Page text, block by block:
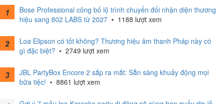
Bose Professional công bố lộ trình chuyển đổi nhận diện thương
hiệu sang 802 LABS từ 2027 • 1188 lượt xem
Loa Elipson có tốt không? Thương hiệu âm thanh Pháp này có
gì đặc biệt? • 2749 lượt xem
JBL PartyBox Encore 2 sắp ra mắt: Sẵn sàng khuấy động mọi
bữa tiệc! • 8861 lượt xem